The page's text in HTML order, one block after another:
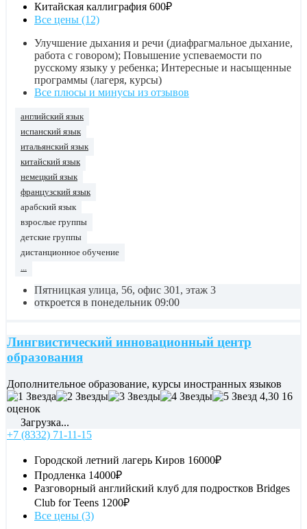
Китайская каллиграфия 600₽
Все цены (12)
Улучшение дыхания и речи (диафрагмальное дыхание,
работа с говором); Повышение успеваемости по
русскому языку у ребенка; Интересные и насыщенные
программы (лагеря, курсы)
Все плюсы и минусы из отзывов
английский язык
испанский язык
итальянский язык
китайский язык
немецкий язык
французский язык
арабский язык
взрослые группы
детские группы
дистанционное обучение
Пятницкая улица, 56, офис 301, этаж 3
откроется в понедельник 09:00
Лингвистический инновационный центр
образования
Дополнительное образование, курсы иностранных языков
4,30 16
оценок
Загрузка...
+7 (8332) 71-11-15
Городской летний лагерь Киров 16000₽
Продленка 14000₽
Разговорный английский клуб для подростков Bridges
Club for Teens 1200₽
Все цены (3)